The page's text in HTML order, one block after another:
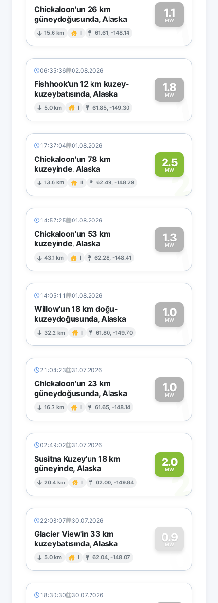
Chickaloon'un 26 km
güneydoğusunda, Alaska
15.6 km I 61.61, -148.14
1.1
MW1
06:35:36 02.08.2026
Fishhook'un 12 km kuzey-
kuzeybatısında, Alaska
5.0 km I 61.85, -149.30
1.8
MW1
17:37:04 01.08.2026
Chickaloon'un 78 km
kuzeyinde, Alaska
13.6 km II 62.49, -148.29
2.5
MW2
14:57:25 01.08.2026
Chickaloon'un 53 km
kuzeyinde, Alaska
43.1 km I 62.28, -148.41
1.3
MW1
14:05:11 01.08.2026
Willow'un 18 km doğu-
kuzeydoğusunda, Alaska
32.2 km I 61.80, -149.70
1.0
MW1
21:04:23 31.07.2026
Chickaloon'un 23 km
güneydoğusunda, Alaska
16.7 km I 61.65, -148.14
1.0
MW1
02:49:02 31.07.2026
Susitna Kuzey'un 18 km
güneyinde, Alaska
26.4 km I 62.00, -149.84
2.0
MW
2
22:08:07 30.07.2026
Glacier View'in 33 km
kuzeybatısında, Alaska
5.0 km I 62.04, -148.07
0.9
MW
0
18:30:30 30.07.2026